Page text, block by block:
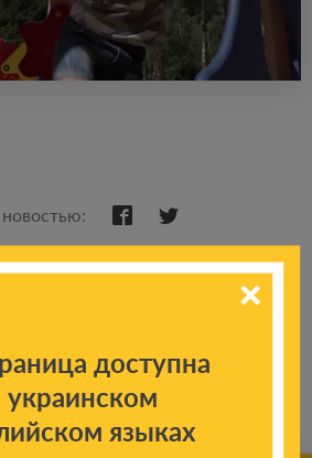
доступна
украинском
языках